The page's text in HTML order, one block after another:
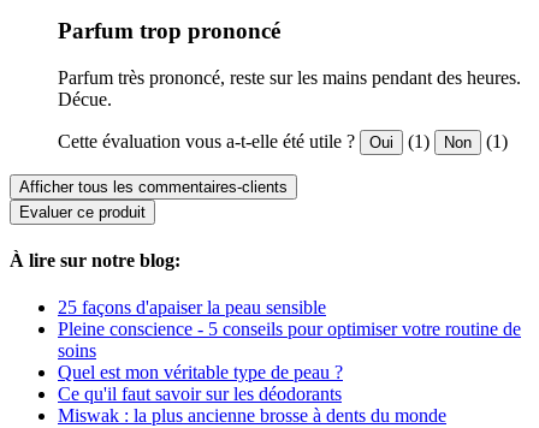
Parfum trop prononcé
Parfum très prononcé, reste sur les mains pendant des heures.
Décue.
Cette évaluation vous a-t-elle été utile ? Oui (1) Non (1)
Afficher tous les commentaires-clients
Evaluer ce produit
À lire sur notre blog:
25 façons d'apaiser la peau sensible
Pleine conscience - 5 conseils pour optimiser votre routine de
soins
Quel est mon véritable type de peau ?
Ce qu'il faut savoir sur les déodorants
Miswak : la plus ancienne brosse à dents du monde